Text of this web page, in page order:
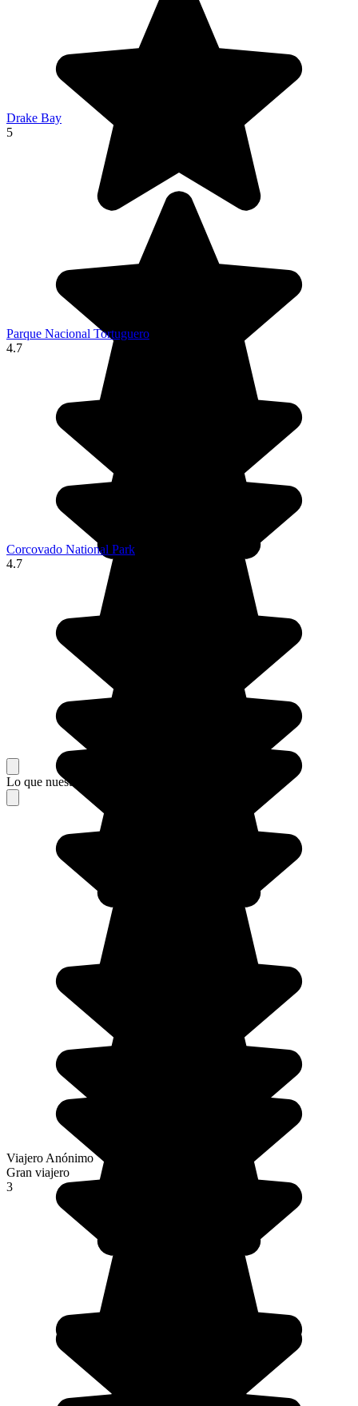
Drake Bay
5
Parque Nacional Tortuguero
4.7
Corcovado National Park
4.7
Lo que nuestros viajeros piensan de su estancia
Viajero Anónimo
Gran viajero
3